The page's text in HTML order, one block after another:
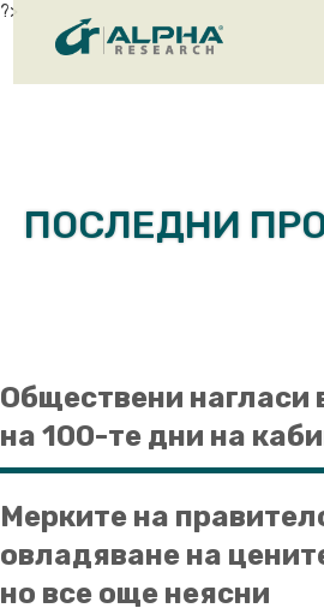
?>
ПОСЛЕДНИ
Обществени нагласи
на 100-те дни на
Мерките на
овладяване на
но все още неясни